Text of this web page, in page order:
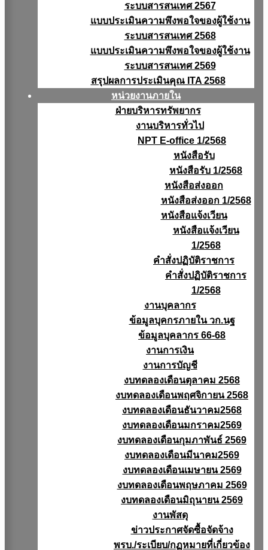
ระบบสารสนเทศ 2567
แบบประเมินความพึงพอใจของผู้ใช้งาน
ระบบสารสนเทศ 2568
แบบประเมินความพึงพอใจของผู้ใช้งาน
ระบบสารสนเทศ 2569
สรุปผลการประเมินคุณ ITA 2568
หน่วยงานภายใน
ฝ่ายบริหารทรัพยากร
งานบริหารทั่วไป
NPT E-office 1/2568
หนังสือรับ
หนังสือรับ 1/2568
หนังสือส่งออก
หนังสือส่งออก 1/2568
หนังสือแจ้งเวียน
หนังสือเเจ้งเวียน
1/2568
คำสั่งปฏิบัติราชการ
คำสั่งปฏิบัติราชการ
1/2568
งานบุคลากร
ข้อมูลบุคกรภายใน วก.นฐ
ข้อมูลบุคลากร 66-68
งานการเงิน
งานการบัญชี
งบทดลองเดือนตุลาคม 2568
งบทดลองเดือนพฤศจิกายน 2568
งบทดลองเดือนธันวาคม2568
งบทดลองเดือนมกราคม2569
งบทดลองเดือนกุมภาพันธ์ 2569
งบทดลองเดือนมีนาคม2569
งบทดลองเดือนเมษายน 2569
งบทดลองเดือนพฤษภาคม 2569
งบทดลองเดือนมิถุนายน 2569
งานพัสดุ
ข่าวประกาศจัดซื้อจัดจ้าง
พรบ./ระเบียบ/กฏหมายที่เกี่ยวข้อง